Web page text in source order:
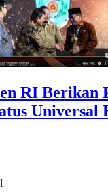
RI Berikan
Universal